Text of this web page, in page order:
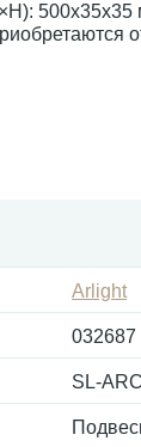
Arlight
032687
SL-ARC